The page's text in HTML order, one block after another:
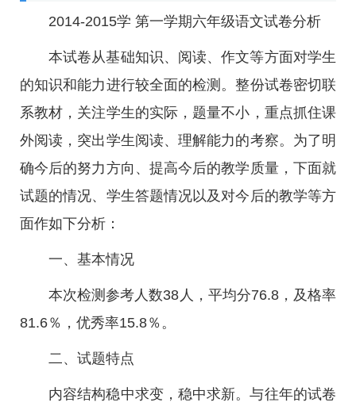
2014-2015学 第一学期六年级语文试卷分析
本试卷从基础知识、阅读、作文等方面对学生
的知识和能力进行较全面的检测。整份试卷密切联
系教材，关注学生的实际，题量不小，重点抓住课
外阅读，突出学生阅读、理解能力的考察。为了明
确今后的努力方向、提高今后的教学质量，下面就
试题的情况、学生答题情况以及对今后的教学等方
面作如下分析：
一、基本情况
本次检测参考人数38人，平均分76.8，及格率
81.6％，优秀率15.8％。
二、试题特点
内容结构稳中求变，稳中求新。与往年的试卷